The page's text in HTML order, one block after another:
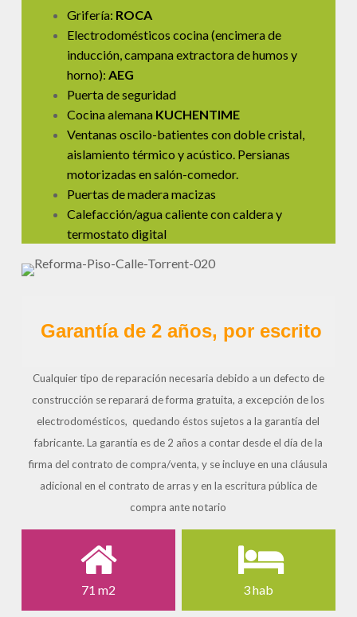
Grifería: ROCA
Electrodomésticos cocina (encimera de
inducción, campana extractora de humos y
horno): AEG
Puerta de seguridad
Cocina alemana KUCHENTIME
Ventanas oscilo-batientes con doble cristal,
aislamiento térmico y acústico. Persianas
motorizadas en salón-comedor.
Puertas de madera macizas
Calefacción/agua caliente con caldera y
termostato digital
Garantía de 2 años, por escrito
Cualquier tipo de reparación necesaria debido a un defecto de
construcción se reparará de forma gratuita, a excepción de los
electrodomésticos, quedando éstos sujetos a la garantía del
fabricante. La garantía es de 2 años a contar desde el día de la
firma del contrato de compra/venta, y se incluye en una cláusula
adicional en el contrato de arras y en la escritura pública de
compra ante notario
71 m2 3 hab